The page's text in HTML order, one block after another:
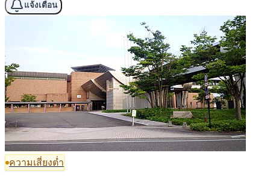
แจ้งเตือน
ความเสี่ยงต่ำ